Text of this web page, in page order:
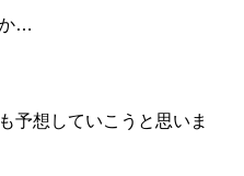
…
予想していこうと思いま